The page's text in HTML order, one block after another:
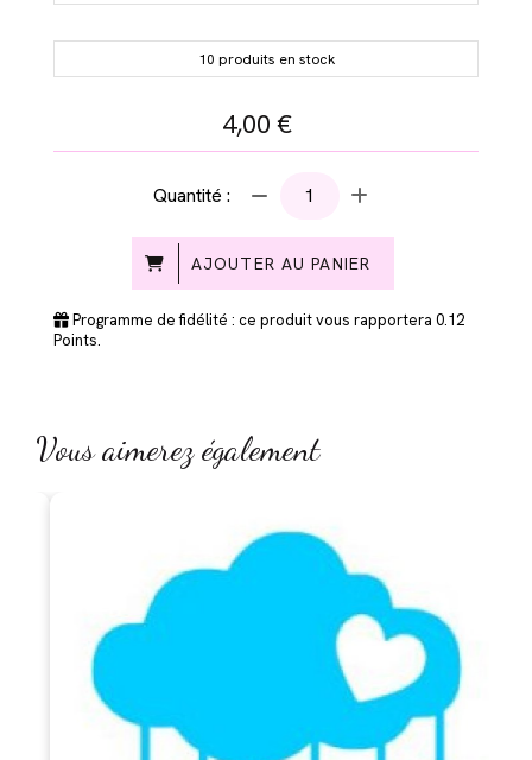
10 produits en stock
4,00 €
Quantité :
AJOUTER AU PANIER
Programme de fidélité : ce produit vous rapportera 0.12
Points.
Vous aimerez également